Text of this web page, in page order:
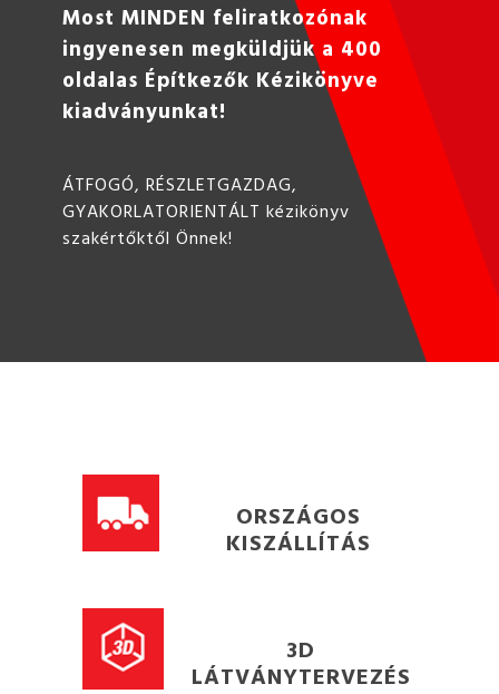
Most MINDEN feliratkozónak
ingyenesen megküldjük a 400
oldalas Építkezők Kézikönyve
kiadványunkat!
ÁTFOGÓ, RÉSZLETGAZDAG,
GYAKORLATORIENTÁLT kézikönyv
szakértőktől Önnek!
ORSZÁGOS
KISZÁLLÍTÁS
3D
LÁTVÁNYTERVEZÉS